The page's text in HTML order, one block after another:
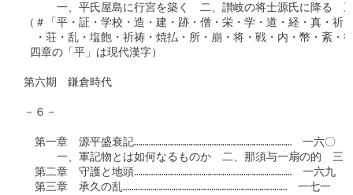
一、平氏屋島に行宮を築く　二、讃岐の将士源氏に降る　
（＃「平・証・学校・造・建・跡・僧・栄・学・道・経・真・祈
・荘・乱・塩飽・祈祷・焼払・所・崩・将・戦・内・幣・紊・
四章の「平」は現代漢字）
第六期　鎌倉時代
－６－
第一章　源平盛衰記…………………………………………………………………　一六〇
一、軍記物とは如何なるものか　二、那須与一扇の的　三、
第二章　守護と地頭…………………………………………………………………　一六九
第三章　承久の乱……………………………………………………………………　一七一